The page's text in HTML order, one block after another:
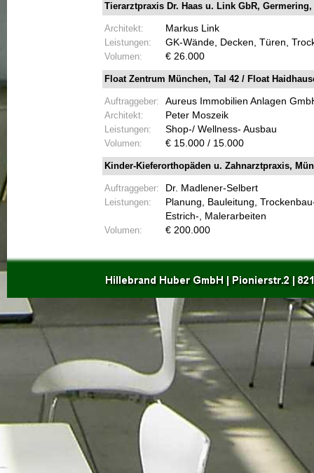
Tierarztpraxis Dr. Haas u. Link GbR,
Architekt:
Leistungen:
Volumen:
Markus Link
GK-Wände, Decken, Türen,
€ 26.000
Float Zentrum München, Tal 42 / Float
Auftraggeber:
Architekt:
Leistungen:
Volumen:
Aureus Immobilien Anlagen
Peter Moszeik
Shop-/ Wellness- Ausbau
€ 15.000 / 15.000
Kinder-Kieferorthopäden u. Zahnarztpraxis,
Auftraggeber:
Leistungen:
Volumen:
Dr. Madlener-Selbert
Planung, Bauleitung,
Estrich-, Malerarbeiten
€ 200.000